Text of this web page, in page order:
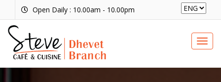
Open Daily : 10.00am - 10.00pm